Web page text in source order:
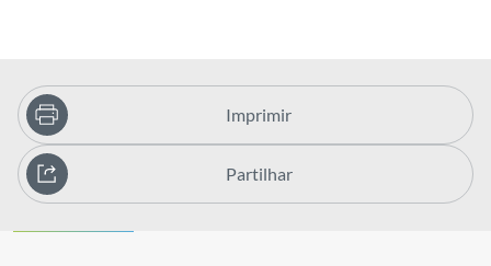
Imprimir
Partilhar